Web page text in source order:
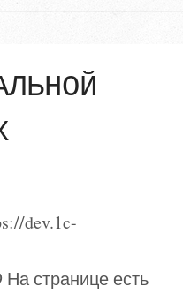
dev.1c-
На странице есть